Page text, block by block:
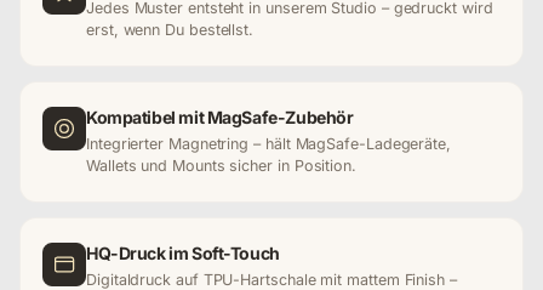
Jedes Muster entsteht in unserem Studio – gedruckt wird
erst, wenn Du bestellst.
Kompatibel mit MagSafe-Zubehör
Integrierter Magnetring – hält MagSafe-Ladegeräte,
Wallets und Mounts sicher in Position.
HQ-Druck im Soft-Touch
Digitaldruck auf TPU-Hartschale mit mattem Finish –